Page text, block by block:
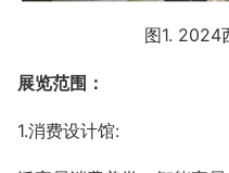
图1. 2024
展览范围：
1.消费设计馆: